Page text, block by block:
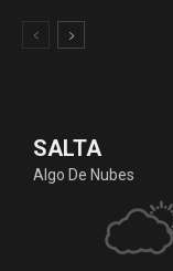
SALTA
Algo De Nubes